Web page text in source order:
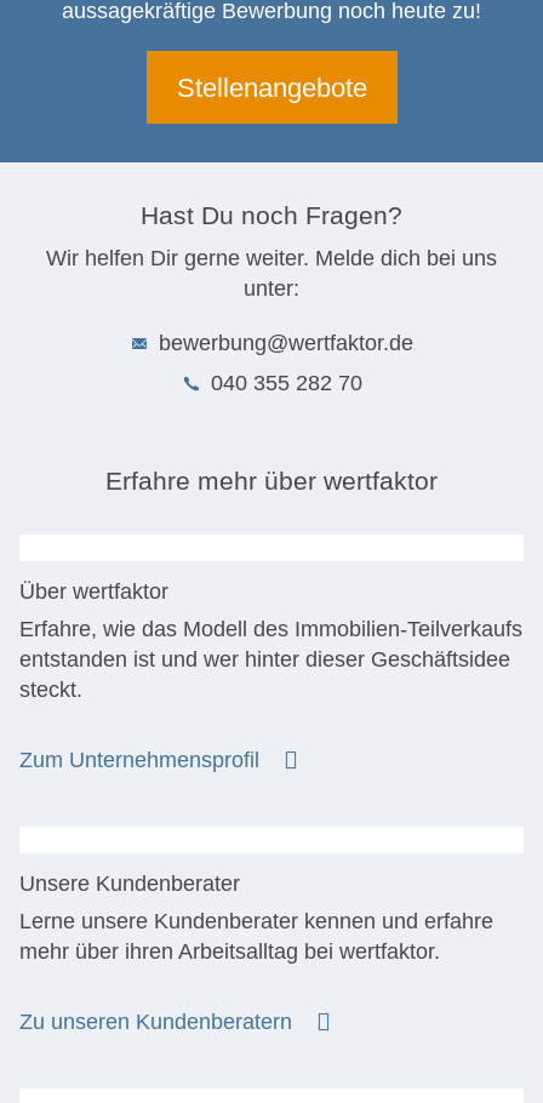
aussagekräftige Bewerbung noch heute zu!
Stellenangebote
Hast Du noch Fragen?
Wir helfen Dir gerne weiter. Melde dich bei uns
unter:
bewerbung@wertfaktor.de
040 355 282 70
Erfahre mehr über wertfaktor
Über wertfaktor
Erfahre, wie das Modell des Immobilien-Teilverkaufs
entstanden ist und wer hinter dieser Geschäftsidee
steckt.
Zum Unternehmensprofil
Unsere Kundenberater
Lerne unsere Kundenberater kennen und erfahre
mehr über ihren Arbeitsalltag bei wertfaktor.
Zu unseren Kundenberatern